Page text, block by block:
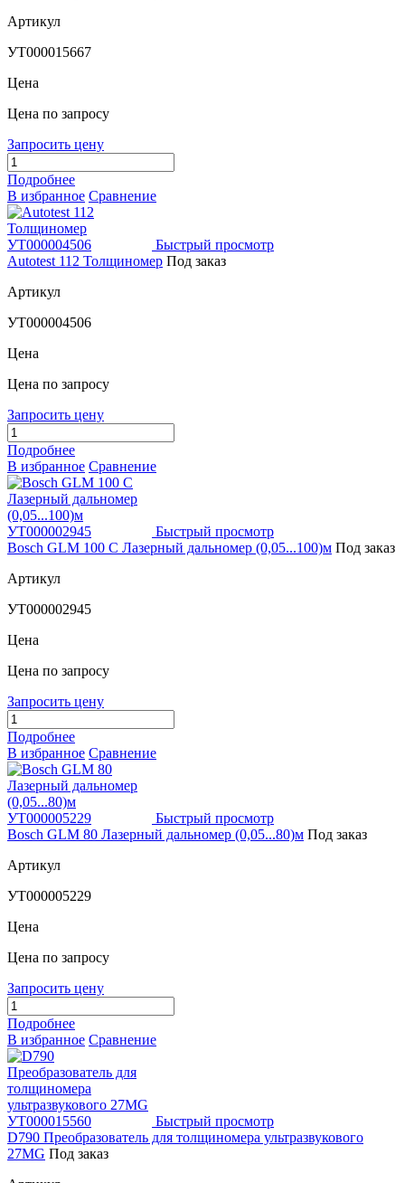
Артикул
УТ000015667
Цена
Цена по запросу
Запросить цену
Подробнее
В избранное Сравнение
Быстрый просмотр
Autotest 112 Толщиномер Под заказ
Артикул
УТ000004506
Цена
Цена по запросу
Запросить цену
Подробнее
В избранное Сравнение
Быстрый просмотр
Bosch GLM 100 C Лазерный дальномер (0,05...100)м Под заказ
Артикул
УТ000002945
Цена
Цена по запросу
Запросить цену
Подробнее
В избранное Сравнение
Быстрый просмотр
Bosch GLM 80 Лазерный дальномер (0,05...80)м Под заказ
Артикул
УТ000005229
Цена
Цена по запросу
Запросить цену
Подробнее
В избранное Сравнение
Быстрый просмотр
D790 Преобразователь для толщиномера ультразвукового
27MG Под заказ